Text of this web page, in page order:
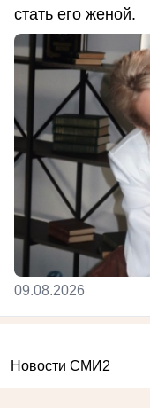
стать его женой.
09.08.2026
Новости СМИ2